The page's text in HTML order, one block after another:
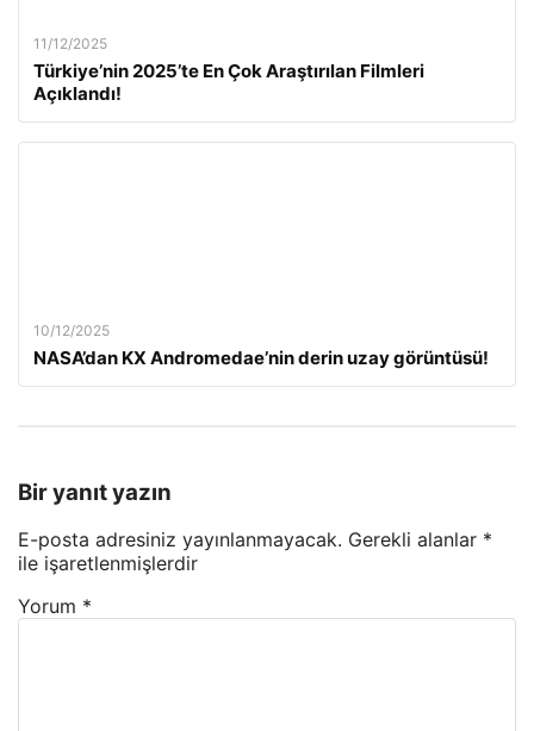
11/12/2025
Türkiye’nin 2025’te En Çok Araştırılan Filmleri
Açıklandı!
10/12/2025
NASA’dan KX Andromedae’nin derin uzay görüntüsü!
Bir yanıt yazın
E-posta adresiniz yayınlanmayacak. Gerekli alanlar *
ile işaretlenmişlerdir
Yorum *